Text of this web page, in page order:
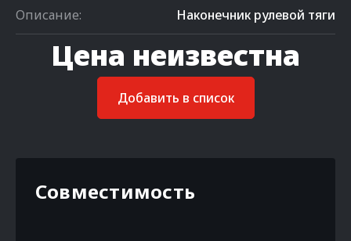
Описание: Наконечник рулевой тяги
Цена неизвестна
Добавить в список
Совместимость